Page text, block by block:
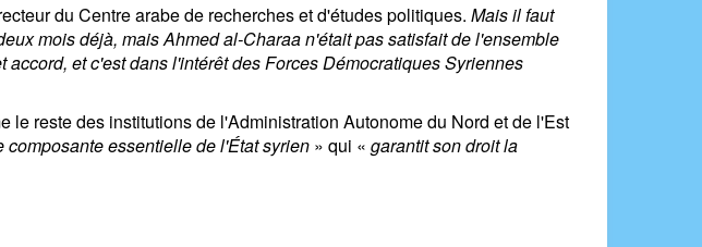
du Centre arabe de recherches et d'études politiques. Mais il faut
mois déjà, mais Ahmed al-Charaa n'était pas satisfait de l'ensemble
et c'est dans l'intérêt des Forces Démocratiques Syriennes
reste des institutions de l'Administration Autonome du Nord et de l'Est
composante essentielle de l'État syrien » qui « garantit son droit la